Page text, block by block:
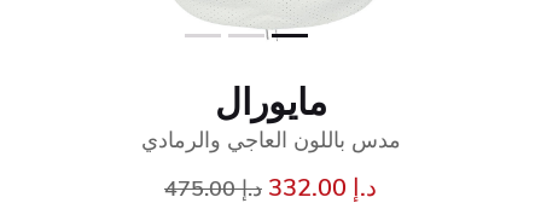
مايورال
مدس باللون العاجي والرمادي
د.إ 332.00 سعر مخفض مند.إ 475.00